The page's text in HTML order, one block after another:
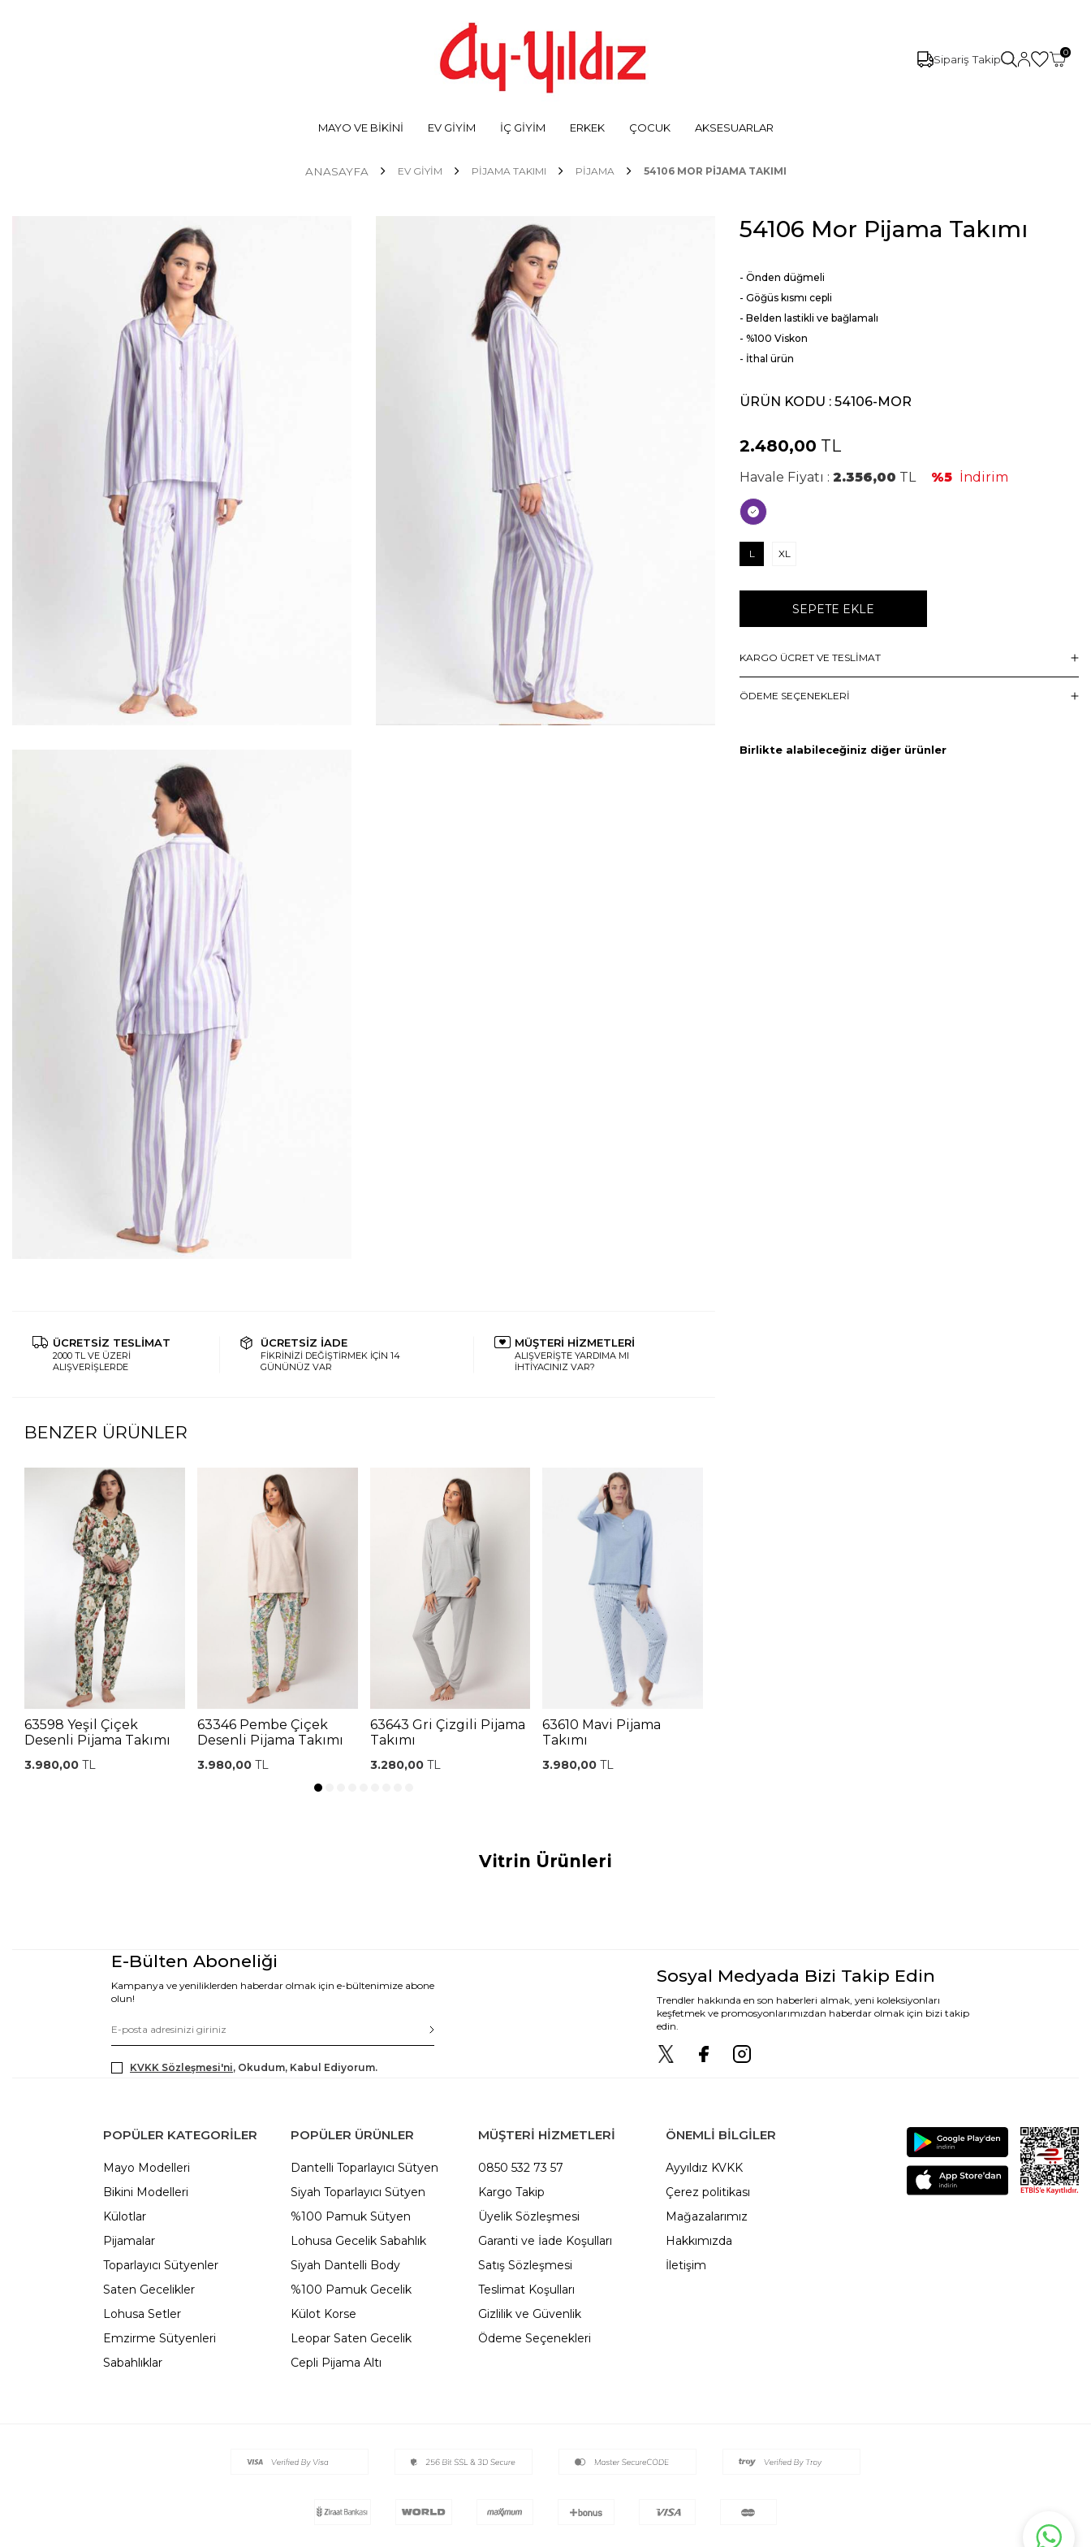
Sipariş Takip
0
MAYO VE BİKİNİ EV GİYİM İÇ GİYİM ERKEK ÇOCUK AKSESUARLAR
ANASAYFA EV GİYİM PİJAMA TAKIMI PIJAMA 54106 MOR PIJAMA TAKIMI
ÜCRETSİZ TESLİMAT
2000 TL VE ÜZERİ
ALIŞVERİŞLERDE
ÜCRETSİZ İADE
FİKRİNİZİ DEĞİŞTİRMEK İÇİN 14
GÜNÜNÜZ VAR
MÜŞTERİ HİZMETLERİ
ALIŞVERİŞTE YARDIMA MI
İHTİYACINIZ VAR?
BENZER ÜRÜNLER
63598 Yeşil Çiçek
Desenli Pijama Takımı
3.980,00 TL
63346 Pembe Çiçek
Desenli Pijama Takımı
3.980,00TL
63643 Gri Çizgili Pijama
Takımı
3.280,00TL
63610 Mavi Pijama
Takımı
3.980,00 TL
54106 Mor Pijama Takımı
- Önden düğmeli
- Göğüs kısmı cepli
- Belden lastikli ve bağlamalı
- %100 Viskon
- İthal ürün
ÜRÜN KODU : 54106-MOR
2.480,00 TL
Havale Fiyatı : 2.356,00 TL %5 İndirim
L XL
SEPETE EKLE
KARGO ÜCRET VE TESLİMAT
ÖDEME SEÇENEKLERI
Birlikte alabileceğiniz diğer ürünler
Vitrin Ürünleri
E-Bülten Aboneliği
Kampanya ve yeniliklerden haberdar olmak için e-bültenimize abone
olun!
KVKK Sözleşmesi'ni, Okudum, Kabul Ediyorum.
Sosyal Medyada Bizi Takip Edin
Trendler hakkında en son haberleri almak, yeni koleksiyonları
keşfetmek ve promosyonlarımızdan haberdar olmak için bizi takip
edin.
POPÜLER KATEGORILER
Mayo Modelleri
Bikini Modelleri
Külotlar
Pijamalar
Toparlayıcı Sütyenler
Saten Gecelikler
Lohusa Setler
Emzirme Sütyenleri
Sabahlıklar
POPÜLER ÜRÜNLER
Dantelli Toparlayıcı Sütyen
Siyah Toparlayıcı Sütyen
%100 Pamuk Sütyen
Lohusa Gecelik Sabahlık
Siyah Dantelli Body
%100 Pamuk Gecelik
Külot Korse
Leopar Saten Gecelik
Cepli Pijama Altı
MÜŞTERİ HİZMETLERİ
0850 532 73 57
Kargo Takip
Üyelik Sözleşmesi
Garanti ve İade Koşulları
Satış Sözleşmesi
Teslimat Koşulları
Gizlilik ve Güvenlik
Ödeme Seçenekleri
ÖNEMLI BILGILER
Ayyıldız KVKK
Çerez politikası
Mağazalarımız
Hakkımızda
İletişim